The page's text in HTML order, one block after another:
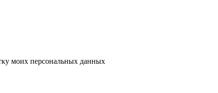
моих персональных данных